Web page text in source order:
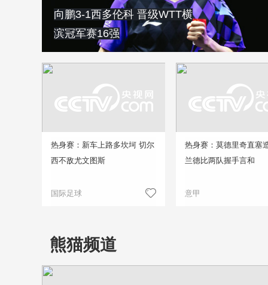
向鹏3-1西多伦科 晋级WTT横
滨冠军赛16强
热身赛：新车上路多坎坷 切尔
西不敌尤文图斯
国际足球
热身赛：莫德里奇直塞
兰德比两队握手言和
意甲
熊猫频道